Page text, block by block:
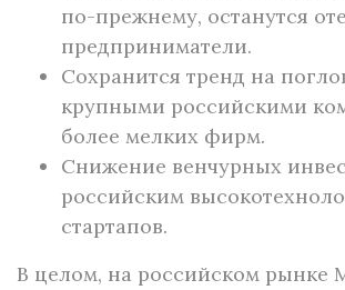
по-прежнему, останутся
предприниматели.
Сохранится тренд на
крупными российскими
более мелких фирм.
Снижение венчурных
российским
стартапов.
В целом, на российском рынке